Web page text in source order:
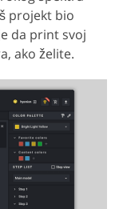
projekt bio
da print svoj
ako želite.